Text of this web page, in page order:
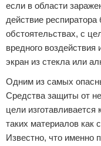
если в области
действие
обстоятельствах, с
вредного
экран из стекла или
Одним из самых
Средства защиты от
цели
таких материалов как
Известно, что именно